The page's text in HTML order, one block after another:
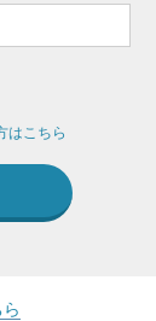
はこちら